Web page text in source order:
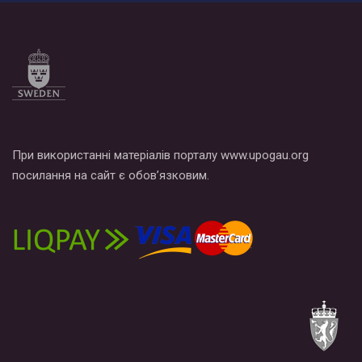
При використанні матеріалів порталу www.upogau.org
посилання на сайт є обов’язковим.